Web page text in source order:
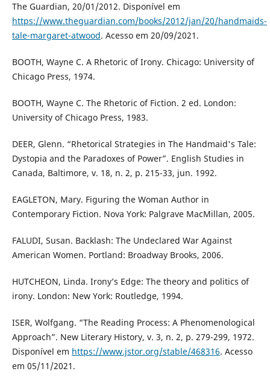
The Guardian, 20/01/2012. Disponível em
https://www.theguardian.com/books/2012/jan/20/handmaids-
tale-margaret-atwood. Acesso em 20/09/2021.
BOOTH, Wayne C. A Rhetoric of Irony. Chicago: University of
Chicago Press, 1974.
BOOTH, Wayne C. The Rhetoric of Fiction. 2 ed. London:
University of Chicago Press, 1983.
DEER, Glenn. “Rhetorical Strategies in The Handmaid's Tale:
Dystopia and the Paradoxes of Power”. English Studies in
Canada, Baltimore, v. 18, n. 2, p. 215-33, jun. 1992.
EAGLETON, Mary. Figuring the Woman Author in
Contemporary Fiction. Nova York: Palgrave MacMillan, 2005.
FALUDI, Susan. Backlash: The Undeclared War Against
American Women. Portland: Broadway Brooks, 2006.
HUTCHEON, Linda. Irony’s Edge: The theory and politics of
irony. London: New York: Routledge, 1994.
ISER, Wolfgang. “The Reading Process: A Phenomenological
Approach”. New Literary History, v. 3, n. 2, p. 279-299, 1972.
Disponível em https://www.jstor.org/stable/468316. Acesso
em 05/11/2021.